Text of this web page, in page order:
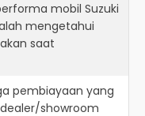
mobil Suzuki
mengetahui
saat
pembiayaan yang
showroom